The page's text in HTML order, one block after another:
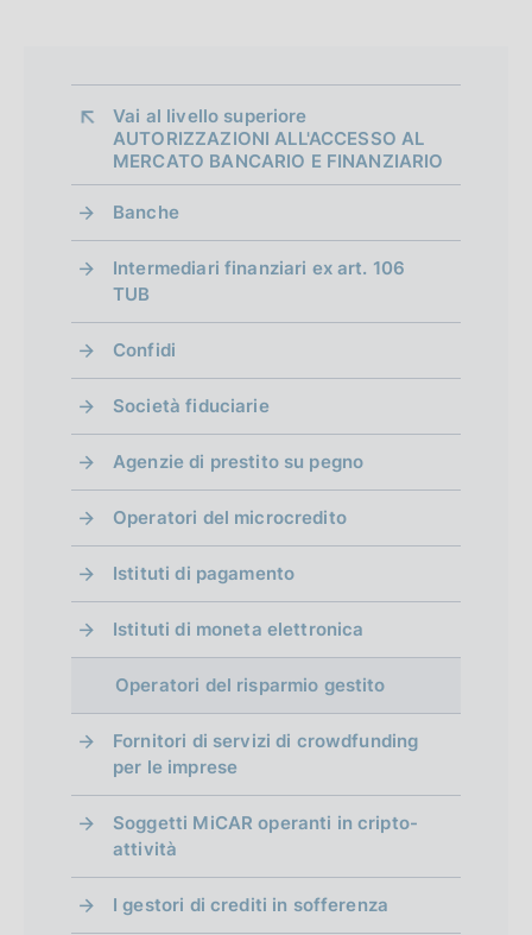
i
o
n
e
Vai al livello superiore
AUTORIZZAZIONI ALL'ACCESSO AL
MERCATO BANCARIO E FINANZIARIO
Banche
Intermediari finanziari ex art. 106
TUB
Confidi
Società fiduciarie
Agenzie di prestito su pegno
Operatori del microcredito
Istituti di pagamento
Istituti di moneta elettronica
Operatori del risparmio gestito
Fornitori di servizi di crowdfunding
per le imprese
Soggetti MiCAR operanti in cripto-
attività
I gestori di crediti in sofferenza